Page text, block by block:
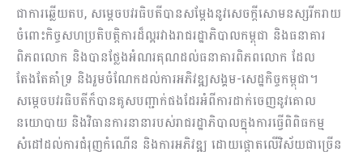
ជាការឆ្លើយតប, សម្ដេចបវរធិបតីបានសម្ដែងនូវសេចក្ដីសោមនស្សរីករាយ
ចំពោះកិច្ចសហប្រតិបត្តិការដ៏ល្អរវាងរាជរដ្ឋាភិបាលកម្ពុជា និងធនាគារ
ពិភពលោក និងបានថ្លែងអំណរគុណដល់ធនាគារពិភពលោក ដែល
តែងតែគាំទ្រ និងរួមចំណែកដល់ការអភិវឌ្ឍសង្គម-សេដ្ឋកិច្ចកម្ពុជា។
សម្ដេចបវរធិបតីក៏បានគូសបញ្ជាក់ផងដែរ​អំពីការដាក់ចេញនូវគោល
នយោបាយ និងវិធានការនានារបស់រាជរដ្ឋាភិបាលក្នុងការធ្វើពិពិធកម្ម​
សំដៅដល់ការជំរុញ​កំណេីន​ និងការអភិវឌ្ឍ​ ដោយផ្តោតលេី​វិស័យជាច្រេីន